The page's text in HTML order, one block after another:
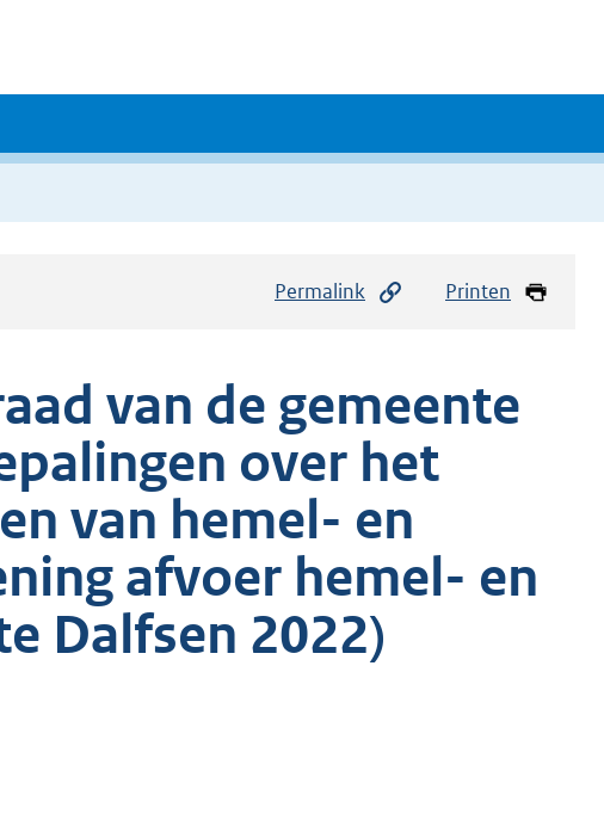
Permalink Printen
van de gemeente
over het
van hemel- en
afvoer hemel- en
Dalfsen 2022)